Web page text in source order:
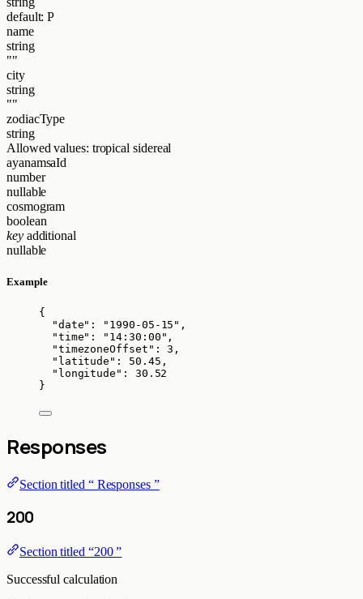
default: P
name
string
""
city
string
""
zodiacType
string
Allowed values: tropicalsidereal
ayanamsaId
number
nullable
cosmogram
boolean
key additional
nullable
Example
{
"date" : " 1990-05-15 " ,
"time" : " 14:30:00 " ,
"timezoneOffset" : 3 ,
"latitude" : 50.45 ,
"longitude" : 30.52
}
Responses
Section titled “ Responses ”
200
Section titled “200 ”
Successful calculation